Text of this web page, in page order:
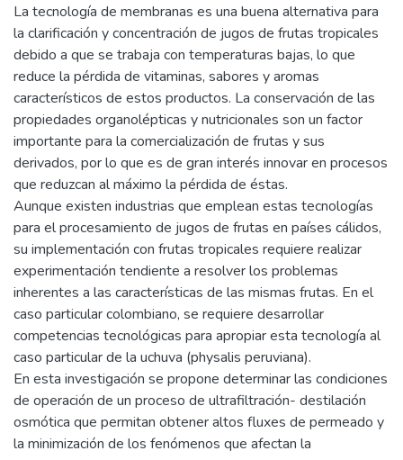
La tecnología de membranas es una buena alternativa para
la clarificación y concentración de jugos de frutas tropicales
debido a que se trabaja con temperaturas bajas, lo que
reduce la pérdida de vitaminas, sabores y aromas
característicos de estos productos. La conservación de las
propiedades organolépticas y nutricionales son un factor
importante para la comercialización de frutas y sus
derivados, por lo que es de gran interés innovar en procesos
que reduzcan al máximo la pérdida de éstas.
Aunque existen industrias que emplean estas tecnologías
para el procesamiento de jugos de frutas en países cálidos,
su implementación con frutas tropicales requiere realizar
experimentación tendiente a resolver los problemas
inherentes a las características de las mismas frutas. En el
caso particular colombiano, se requiere desarrollar
competencias tecnológicas para apropiar esta tecnología al
caso particular de la uchuva (physalis peruviana).
En esta investigación se propone determinar las condiciones
de operación de un proceso de ultrafiltración- destilación
osmótica que permitan obtener altos fluxes de permeado y
la minimización de los fenómenos que afectan la